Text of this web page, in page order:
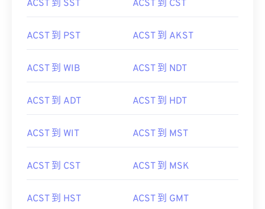
ACST 到 SST ACST 到 CST
ACST 到 PST ACST 到 AKST
ACST 到 WIB ACST 到 NDT
ACST 到 ADT ACST 到 HDT
ACST 到 WIT ACST 到 MST
ACST 到 CST ACST 到 MSK
ACST 到 HST ACST 到 GMT